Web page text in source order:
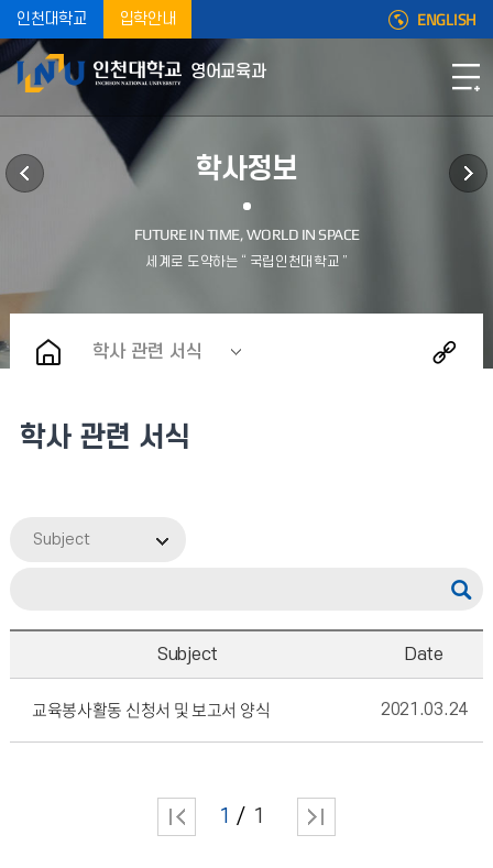
인천대학교 입학안내 ENGLISH
영어교육과
학사정보
학사 관련 서식
학사 관련 서식
Subject
Subject Date
교육봉사활동 신청서 및 보고서 양식 2021.03.24
1 1